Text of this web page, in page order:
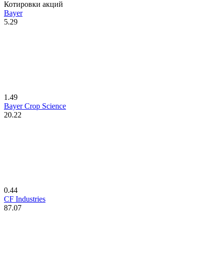
Котировки акций
Bayer
5.29
1.49
Bayer Crop Science
20.22
0.44
CF Industries
87.07